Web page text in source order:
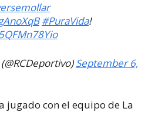
#PuraVida!
September 6,
jugado con el equipo de La